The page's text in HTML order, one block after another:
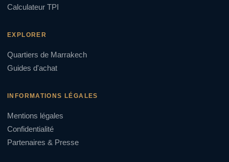
Calculateur TPI
EXPLORER
Quartiers de Marrakech
Guides d'achat
INFORMATIONS LÉGALES
Mentions légales
Confidentialité
Partenaires & Presse